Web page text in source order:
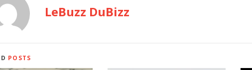
LeBuzz DuBizz
POSTS